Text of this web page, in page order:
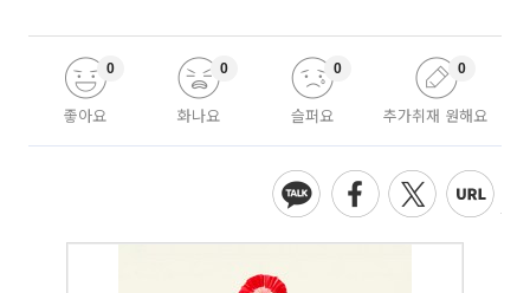
좋아요
0
화나요
0
슬퍼요
0
추가취재 원해요
0